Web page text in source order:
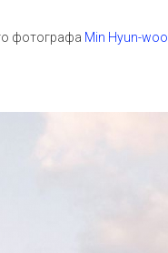
фотографа Min Hyun-woo